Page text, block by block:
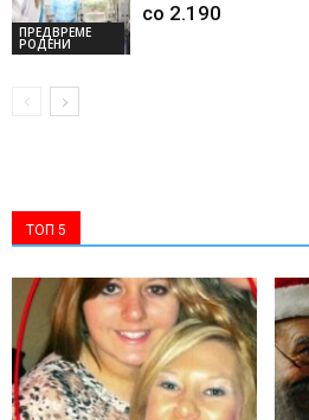
ПРЕДВРЕМЕ
РОДЕНИ
со 2.190
ТОП 5